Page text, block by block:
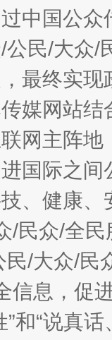
中国公
公民/大众
最终实
媒网站
网主阵
国际之
、健康
/民众/全
/大众/民
信息，促
和“说真